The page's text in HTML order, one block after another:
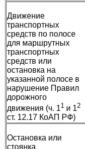
Движение
транспортных
средств по полосе
для маршрутных
транспортных
средств или
остановка на
указанной полосе в
нарушение Правил
дорожного
движения (ч. 11 и 12
ст. 12.17 КоАП РФ)
Остановка или
стоянка